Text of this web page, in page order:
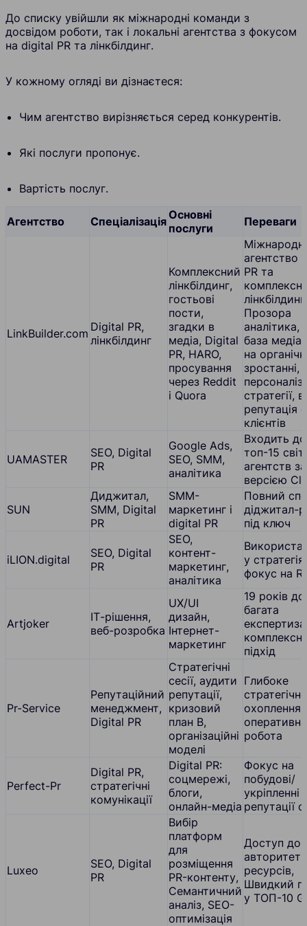
До списку увійшли як міжнародні команди з
досвідом роботи, так і локальні агентства з фокусом
на digital PR та лінкбілдинг.
У кожному огляді ви дізнаєтеся:
Чим агентство вирізняється серед конкурентів.
Які послуги пропонує.
Вартість послуг.
Агентство СпеціалізаціяОсновні
послуги
Переваги
LinkBuilder.com Digital PR,
лінкбілдинг
Комплексний
лінкбілдинг,
гостьові
пости,
згадки в
медіа, Digital
PR, HARO,
просування
через Reddit
і Quora
агентство
PR та
Прозора
аналітика,
база
на
зростанні,
стратегії,
репутація
клієнтів
UAMASTER
SEO, Digital
PR
Google Ads,
SEO, SMM,
аналітика
Входить до
топ-15
агентств за
версією
SUN
Диджитал,
SMM, Digital
PR
SMM-
маркетинг і
digital PR
Повний
діджитал-
під ключ
iLION.digital
SEO, Digital
PR
SEO,
контент-
маркетинг,
аналітика
у
фокус на
Artjoker
ІТ-рішення,
веб-розробка
UX/UI
дизайн,
Інтернет-
маркетинг
19 років
багата
підхід
Pr-Service
Репутаційний
менеджмент,
Digital PR
Стратегічні
сесії, аудити
репутації,
кризовий
план B,
організаційні
моделі
Глибоке
стратегічне
охоплення,
оперативна
робота
Perfect-Pr
Digital PR,
стратегічні
комунікації
Digital PR:
соцмережі,
блоги,
онлайн-медіа
Фокус на
побудові/
укріпленні
репутації
Luxeo
SEO, Digital
PR
Вибір
платформ
для
розміщення
PR-контенту,
Семантичний
аналіз, SEO-
оптимізація
Доступ до
ресурсів,
Швидкий
у ТОП-10